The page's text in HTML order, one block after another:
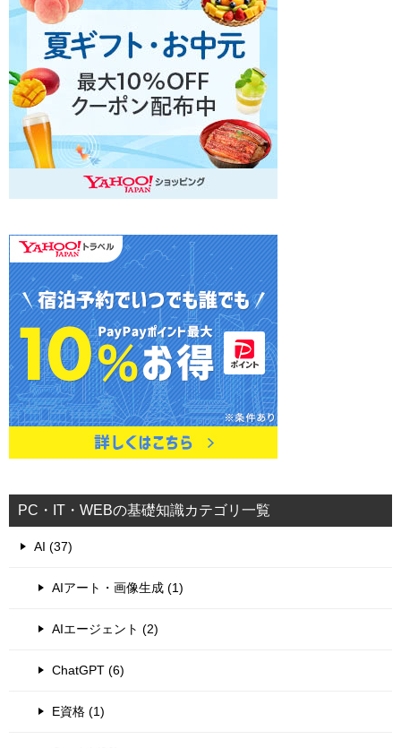
PC・IT・WEBの基礎知識カテゴリ一覧
AI (37)
AIアート・画像生成 (1)
AIエージェント (2)
ChatGPT (6)
E資格 (1)